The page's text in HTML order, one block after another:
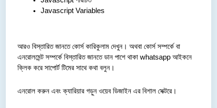
Javascript Variables
আরও বিস্তারিত জানতে কোর্স কারিকুলাম দেখুন। অথবা কোর্স সম্পর্কে বা
এনরোলমেন্ট সম্পর্কে বিস্তারিত জানতে ডান পাশে থাকা whatsapp আইকনে
ক্লিক করে সাপোর্ট টিমের সাথে কথা বলুন।
এনরোল করুন এবং ক্যারিয়ার গড়ুন ওয়েব ডিজাইন এর বিশাল সেক্টরে।